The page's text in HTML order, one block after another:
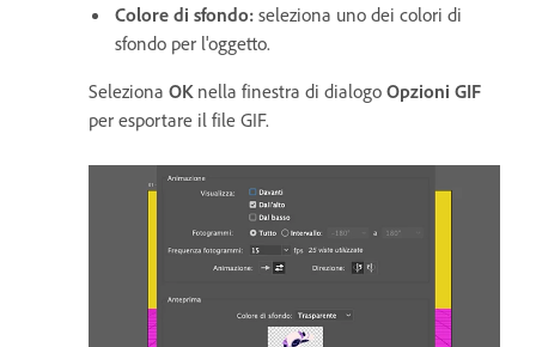
Colore di sfondo: seleziona uno dei colori di
sfondo per l'oggetto.
Seleziona OK nella finestra di dialogo Opzioni GIF
per esportare il file GIF.